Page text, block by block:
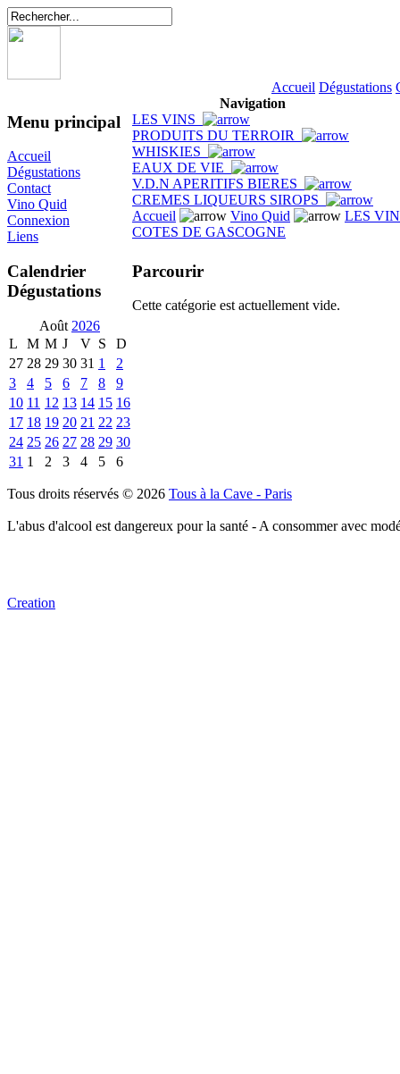
Accueil Dégustations
Menu principal
Accueil
Dégustations
Contact
Vino Quid
Connexion
Liens
Calendrier
Dégustations
Août 2026
L
M M J V S
D
27 28 29 30 31 1
2
3
4 5 6 7 8
9
10 11 12 13 14 15 16
17 18 19 20 21 22 23
24 25 26 27 28 29 30
31 1 2 3 4 5 6
Navigation
LES VINS
PRODUITS DU TERROIR
WHISKIES
EAUX DE VIE
V.D.N APERITIFS BIERES
CREMES LIQUEURS SIROPS
Accueil
Vino Quid
LES
COTES DE GASCOGNE
Parcourir
Cette catégorie est actuellement vide.
Tous droits réservés © 2026 Tous à la Cave - Paris
L'abus d'alcool est dangereux pour la santé - A consommer avec
Creation